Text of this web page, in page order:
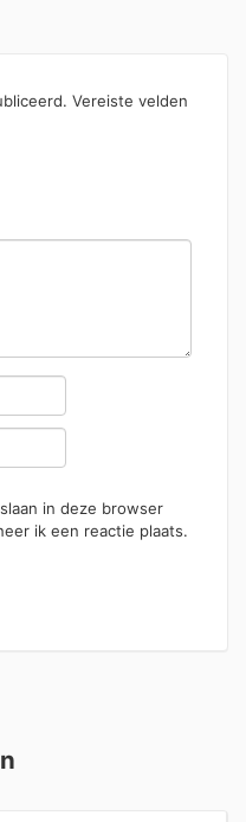
Vereiste velden
in deze browser
ik een reactie plaats.